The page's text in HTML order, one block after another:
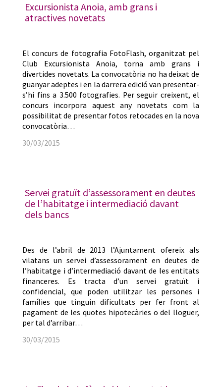
Excursionista Anoia, amb grans i
atractives novetats
El concurs de fotografia FotoFlash, organitzat pel
Club Excursionista Anoia, torna amb grans i
divertides novetats. La convocatòria no ha deixat de
guanyar adeptes i en la darrera edició van presentar-
s’hi fins a 3.500 fotografies. Per seguir creixent, el
concurs incorpora aquest any novetats com la
possibilitat de presentar fotos retocades en la nova
convocatòria…
30/03/2015
Servei gratuït d’assessorament en deutes
de l’habitatge i intermediació davant
dels bancs
Des de l’abril de 2013 l’Ajuntament ofereix als
vilatans un servei d’assessorament en deutes de
l’habitatge i d’intermediació davant de les entitats
financeres. Es tracta d’un servei gratuït i
confidencial, que poden utilitzar les persones i
famílies que tinguin dificultats per fer front al
pagament de les quotes hipotecàries o del lloguer,
per tal d’arribar…
30/03/2015